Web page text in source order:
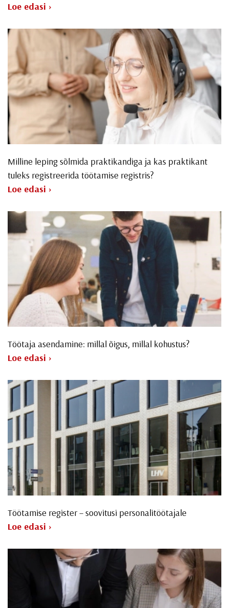
Loe edasi ›
Milline leping sõlmida praktikandiga ja kas praktikant
tuleks registreerida töötamise registris?
Loe edasi ›
Töötaja asendamine: millal õigus, millal kohustus?
Loe edasi ›
Töötamise register – soovitusi personalitöötajale
Loe edasi ›